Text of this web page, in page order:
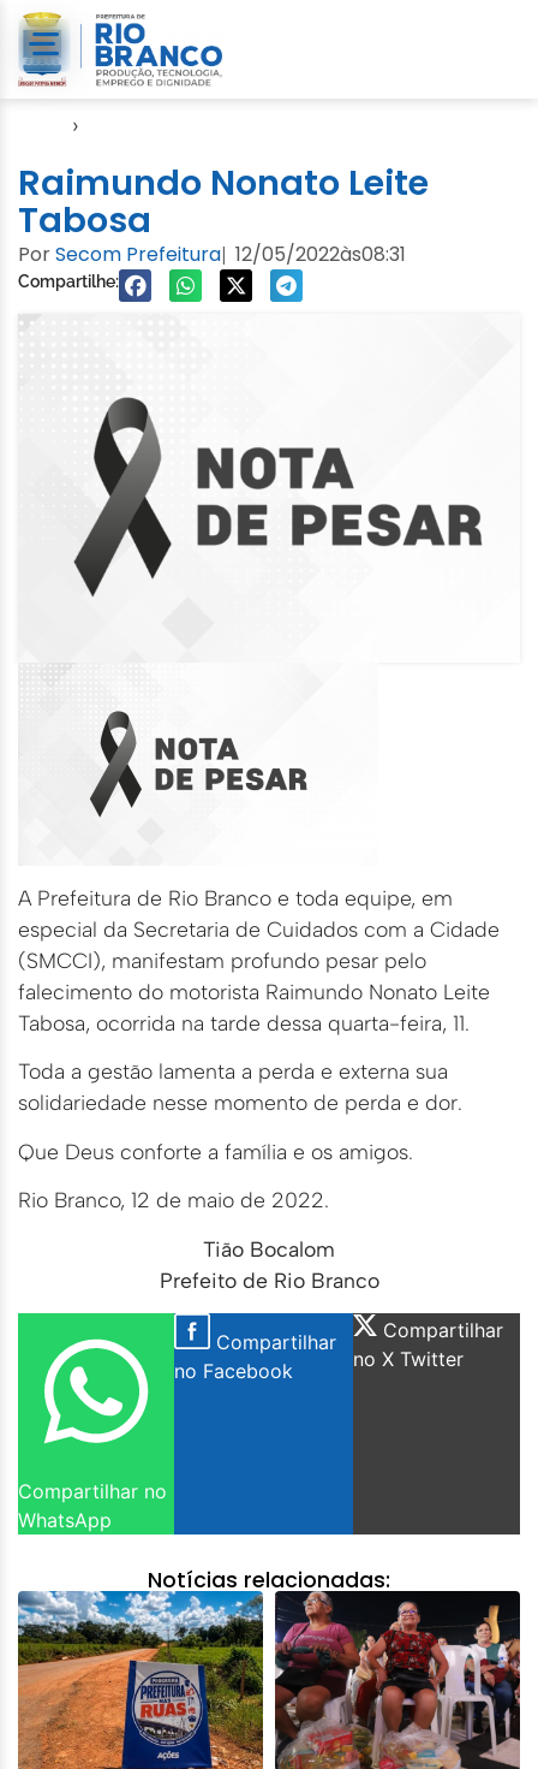
›
Raimundo Nonato Leite
Tabosa
PorSecom Prefeitura| 12/05/2022às08:31
Compartilhe:
A Prefeitura de Rio Branco e toda equipe, em
especial da Secretaria de Cuidados com a Cidade
(SMCCI), manifestam profundo pesar pelo
falecimento do motorista Raimundo Nonato Leite
Tabosa, ocorrida na tarde dessa quarta-feira, 11.
Toda a gestão lamenta a perda e externa sua
solidariedade nesse momento de perda e dor.
Que Deus conforte a família e os amigos.
Rio Branco, 12 de maio de 2022.
Tião Bocalom
Prefeito de Rio Branco
Compartilhar no
WhatsApp
Compartilhar
no Facebook
Compartilhar
no X Twitter
Notícias relacionadas: